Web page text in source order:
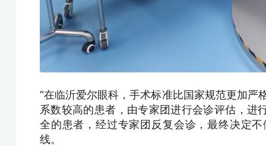
“在临沂爱尔眼科，手术标准比国家规范更加严
系数较高的患者，由专家团进行会诊评估，进
全的患者，经过专家团反复会诊，最终决定
线。